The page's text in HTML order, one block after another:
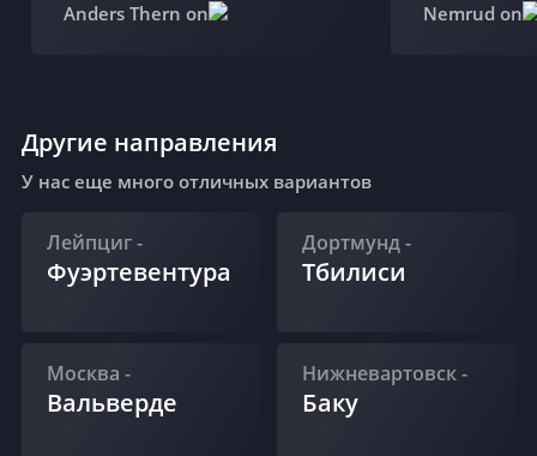
Anders Thern on Nemrud on
Другие направления
У нас еще много отличных вариантов
Лейпциг-
Фуэртевентура
Дортмунд-
Тбилиси
Москва -
Вальверде
Нижневартовск-
Баку